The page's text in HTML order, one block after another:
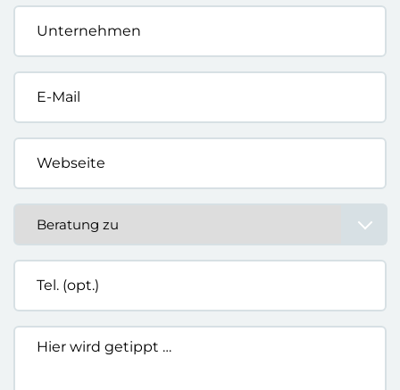
Unternehmen
E-
Mail
*
Webseite
Tel.
(opt.)
Hier
wird